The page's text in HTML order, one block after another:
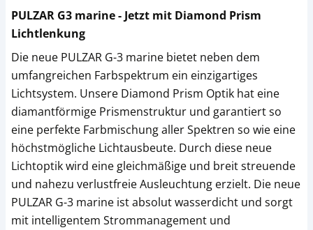
PULZAR G3 marine - Jetzt mit Diamond Prism
Lichtlenkung
Die neue PULZAR G-3 marine bietet neben dem
umfangreichen Farbspektrum ein einzigartiges
Lichtsystem. Unsere Diamond Prism Optik hat eine
diamantförmige Prismenstruktur und garantiert so
eine perfekte Farbmischung aller Spektren so wie eine
höchstmögliche Lichtausbeute. Durch diese neue
Lichtoptik wird eine gleichmäßige und breit streuende
und nahezu verlustfreie Ausleuchtung erzielt. Die neue
PULZAR G-3 marine ist absolut wasserdicht und sorgt
mit intelligentem Strommanagement und